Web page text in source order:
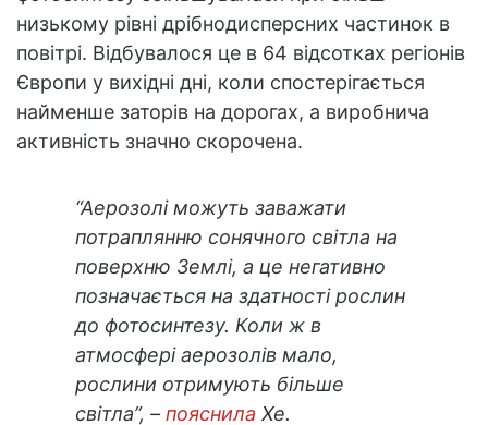
низькому рівні дрібнодисперсних частинок в
повітрі. Відбувалося це в 64 відсотках регіонів
Європи у вихідні дні, коли спостерігається
найменше заторів на дорогах, а виробнича
активність значно скорочена.
“Аерозолі можуть заважати
потраплянню сонячного світла на
поверхню Землі, а це негативно
позначається на здатності рослин
до фотосинтезу. Коли ж в
атмосфері аерозолів мало,
рослини отримують більше
світла”, – пояснила Хе.